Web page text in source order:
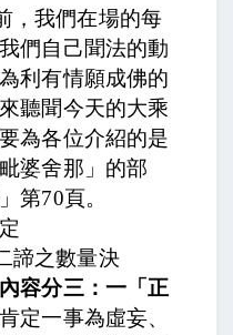
，我們在場的每
們自己聞法的動
利有情願成佛的
聽聞今天的大乘
為各位介紹的是
婆舍那」的部
第70頁。
諦之數量決
容分三：一「正
定一事為虛妄、